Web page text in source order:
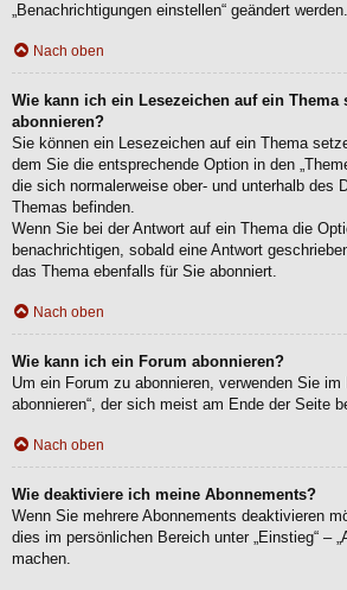
„Benachrichtigungen einstellen“ geändert werden.
Nach oben
Wie kann ich ein Lesezeichen auf ein Thema
abonnieren?
Sie können ein Lesezeichen auf ein Thema
dem Sie die entsprechende Option in den
die sich normalerweise ober- und unterhalb des
Themas befinden.
Wenn Sie bei der Antwort auf ein Thema die
benachrichtigen, sobald eine Antwort
das Thema ebenfalls für Sie abonniert.
Nach oben
Wie kann ich ein Forum abonnieren?
Um ein Forum zu abonnieren, verwenden Sie im
abonnieren“, der sich meist am Ende der Seite
Nach oben
Wie deaktiviere ich meine Abonnements?
Wenn Sie mehrere Abonnements deaktivieren
dies im persönlichen Bereich unter „Einstieg“ –
machen.